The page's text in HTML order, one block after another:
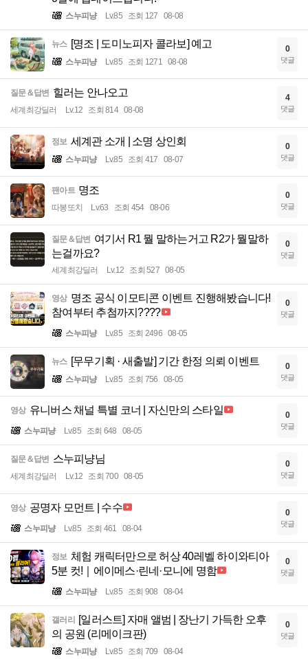
스누피냥 Lv.85 조회 127 08-08
뉴스 [명조 | 도미노피자 콜라보] 예고
스누피냥 Lv.85 조회 1271 08-08
0
댓글
질문＆답변 힐러는 안나오고
세계최강딜러 Lv.12 조회 814 08-08
4
댓글
정보 세계관 소개 | 소명 상인회
스누피냥 Lv.85 조회 417 08-07
0
댓글
팬아트 명조
따봉또치 Lv.63 조회 454 08-06
0
댓글
질문＆답변 여기서 R1 뭘 말하는거고 R2가 뭘말하
는걸까요?
세계최강딜러 Lv.12 조회 527 08-05
0
댓글
영상 명조 공식 이모티콘 이벤트 진행해봤습니다!
참여부터 추첨까지????
스누피냥 Lv.85 조회 2496 08-05
0
댓글
뉴스 [무무기획 · 새출발] 기간 한정 의뢰 이벤트
스누피냥 Lv.85 조회 756 08-05
0
댓글
영상 유니버스 채널 특별 코너 | 자신만의 스타일
스누피냥 Lv.85 조회 648 08-05
0
댓글
질문＆답변 스누피냥님
세계최강딜러 Lv.12 조회 700 08-05
0
댓글
영상 공명자 모먼트 | 수수
스누피냥 Lv.85 조회 461 08-04
0
댓글
정보 체험 캐릭터만으로 허상 40레벨 하이와티아
5분 컷!｜에이메스·린네·모니에 명함
스누피냥 Lv.85 조회 908 08-04
0
댓글
갤러리
[일러스트] 자매 앨범 | 장난기 가득한 오후
의 공원 (리메이크판)
스누피냥 Lv.85 조회 709 08-04
0
댓글